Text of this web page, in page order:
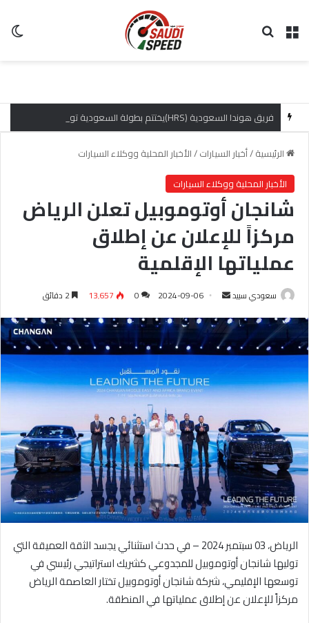
القائمة
الرئيسية/أخبار السيارات/الأخبار المحلية ووكلاء السيارات
الأخبار المحلية ووكلاء السيارات
شانجان أوتوموبيل تعلن الرياض
مركزاً للإعلان عن إطلاق
عملياتها الإقلمية
سعودي سبيد
س
ل
ر
ي
ا
إ
ل
ك
ت
ر
و
ن
ي
2024-09-06
0 13٬657
الرياض، 03 سبتمبر 2024 – في حدث استثنائي يجسد الثقة العميقة التي
توليها شانجان أوتوموبيل للمجدوعي كشريك استراتيجي رئيسي في
توسعها الإقليمي، شركة شانجان أوتوموبيل تختار العاصمة الرياض
مركزاً للإعلان عن إطلاق عملياتها في المنطقة.